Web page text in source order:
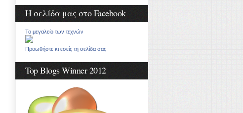
Η σελίδα μας στο Facebook
Το μεγαλείο των τεχνών
Προωθήστε κι εσείς τη σελίδα σας
Top Blogs Winner 2012